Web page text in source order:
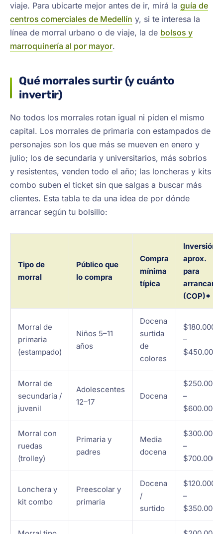
viaje. Para ubicarte mejor antes de ir, mirá la guía de
centros comerciales de Medellín y, si te interesa la
línea de morral urbano o de viaje, la de bolsos y
marroquinería al por mayor.
Qué morrales surtir (y cuánto
invertir)
No todos los morrales rotan igual ni piden el mismo
capital. Los morrales de primaria con estampados de
personajes son los que más se mueven en enero y
julio; los de secundaria y universitarios, más sobrios
y resistentes, venden todo el año; las loncheras y kits
combo suben el ticket sin que salgas a buscar más
clientes. Esta tabla te da una idea de por dónde
arrancar según tu bolsillo:
Tipo de
morral
Público que
lo compra
Compra
mínima
típica
Inversión
aprox.
para
arrancar
(COP)*
Morral de
primaria
(estampado)
Niños 5–11
años
Docena
surtida
de
colores
$180.000
–
$450.000
Morral de
secundaria /
juvenil
Adolescentes
12–17
Docena
$250.000
–
$600.000
Morral con
ruedas
(trolley)
Primaria y
padres
Media
docena
$300.000
–
$700.000
Lonchera y
kit combo
Preescolar y
primaria
Docena
/
surtido
$120.000
–
$350.000